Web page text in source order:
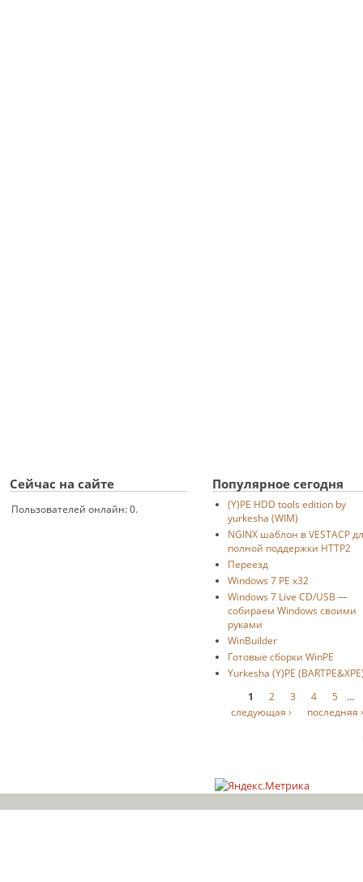
Сейчас на сайте
Пользователей онлайн: 0.
Популярное сегодня
(Y)PE HDD tools edition by
yurkesha (WIM)
NGINX шаблон в VESTACP
полной поддержки HTTP2
Переезд
Windows 7 PE x32
Windows 7 Live CD/USB —
собираем Windows своими
руками
WinBuilder
Готовые сборки WinPE
Yurkesha (Y)PE
Страницы
1 2 3 4 5
…
следующая ›
последняя